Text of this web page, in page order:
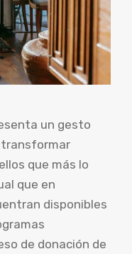
un gesto
transformar
que más lo
que en
disponibles
de donación de